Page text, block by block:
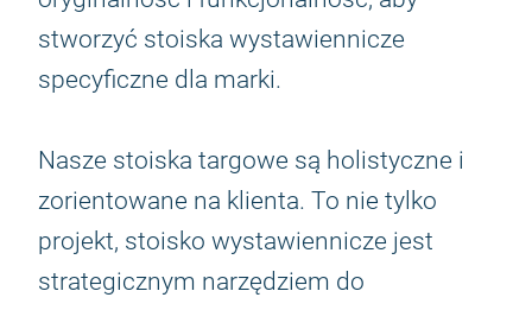
stworzyć stoiska wystawiennicze
specyficzne dla marki.
Nasze stoiska targowe są holistyczne i
zorientowane na klienta. To nie tylko
projekt, stoisko wystawiennicze jest
strategicznym narzędziem do